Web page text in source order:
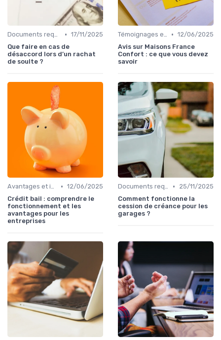
Documents requis et démarches • 17/11/2025
Que faire en cas de
désaccord lors d’un rachat
de soulte ?
Témoignages et avis clients • 12/06/2025
Avis sur Maisons France
Confort : ce que vous devez
savoir
Avantages et inconvénients • 12/06/2025
Crédit bail : comprendre le
fonctionnement et les
avantages pour les
entreprises
Documents requis et démarches •
25/11/2025
Comment fonctionne la
cession de créance pour les
garages ?